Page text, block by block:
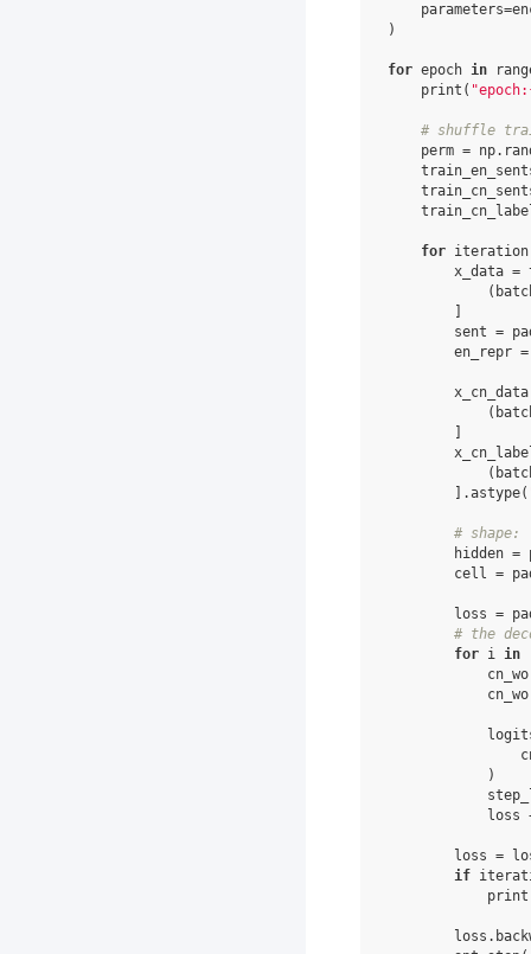
parameters=
)
for epoch in
print ( "epoch:
# shuffle
perm = np.
for iteration
x_data =
(
]
sent =
en_repr =
x_cn_data
(
]
(
] .astype(
# shape:
hidden =
cell =
loss =
# the
for i in
)
loss
loss =
if
print
loss .